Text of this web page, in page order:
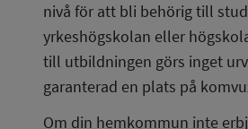
nivå för att bli behörig till
yrkeshögskolan eller
till utbildningen görs inget
garanterad en plats på
Om din hemkommun inte